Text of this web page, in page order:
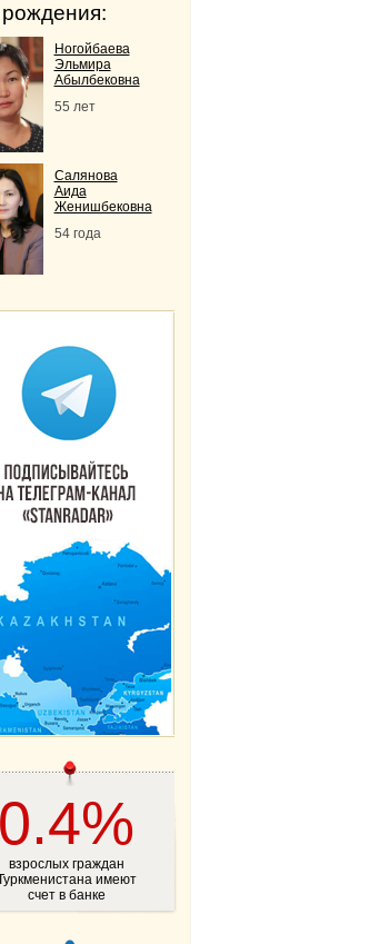
Ногойбаева
Эльмира
Абылбековна
55 лет
Салянова
Аида
Женишбековна
54 года
0.4%
взрослых граждан
имеют
счет в банке